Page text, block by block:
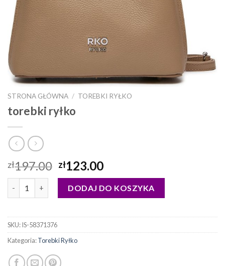
STRONA GŁÓWNA / TOREBKI RYŁKO
torebki ryłko
zł197.00 zł123.00
DODAJ DO KOSZYKA
SKU:IS-58371376
Kategoria:Torebki Ryłko